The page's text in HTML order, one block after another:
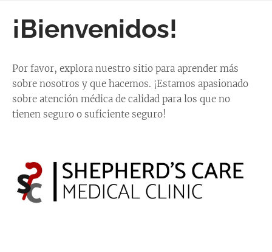
¡Bienvenidos!
Por favor, explora nuestro sitio para aprender más
sobre nosotros y que hacemos. ¡Estamos apasionado
sobre atención médica de calidad para los que no
tienen seguro o suficiente seguro!